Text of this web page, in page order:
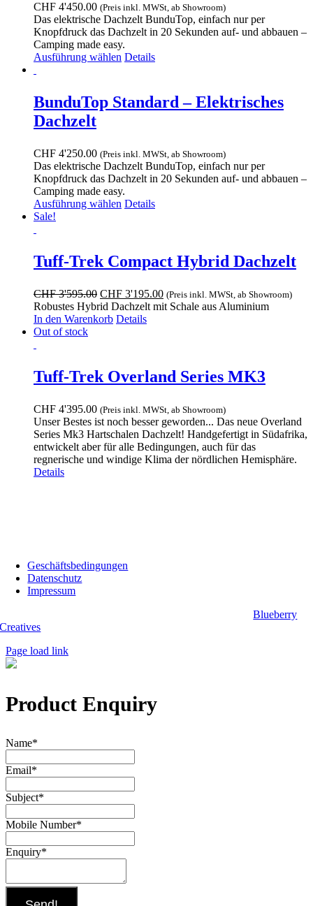
CHF 4'450.00 (Preis inkl. MWSt, ab Showroom)
Das elektrische Dachzelt BunduTop, einfach nur per
Knopfdruck das Dachzelt in 20 Sekunden auf- und abbauen –
Camping made easy.
Ausführung wählen Dieses
mehrere
Varianten
können
auf
der
Produktseite
gewählt
Details
BunduTop Standard – Elektrisches
Dachzelt
CHF 4'250.00 (Preis inkl. MWSt, ab Showroom)
Das elektrische Dachzelt BunduTop, einfach nur per
Knopfdruck das Dachzelt in 20 Sekunden auf- und abbauen –
Camping made easy.
Ausführung wählen Dieses
auf.
Optionen
können
auf
Details
Sale!
Tuff-Trek Compact Hybrid Dachzelt
CHF3'595.00 Ursprünglicher
Preis
war:
CHF 3'195.00Aktueller
Preis
(Preis inkl. MWSt, ab Showroom)
Robustes Hybrid Dachzelt mit Schale aus Aluminium
In den Warenkorb Details
Out of stock
Tuff-Trek Overland Series MK3
CHF 4'395.00 (Preis inkl. MWSt, ab Showroom)
Unser Bestes ist noch besser geworden... Das neue Overland
Series Mk3 Hartschalen Dachzelt! Handgefertigt in Südafrika,
entwickelt aber für alle Bedingungen, auch für das
regnerische und windige Klima der nördlichen Hemisphäre.
Details
Geschäftsbedingungen
Datenschutz
Impressum
Copyright 2025, Biwak on Wheels. Website designed byBlueberry
Creatives
Page load link
Product Enquiry
Name*
Email*
Subject*
Mobile Number*
Enquiry*